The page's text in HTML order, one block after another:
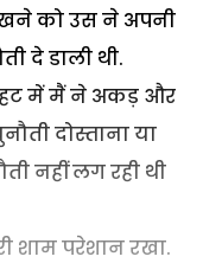
को उस ने अपनी
दे डाली थी.
में मैं ने अकड़ और
दोस्ताना या
नहीं लग रही थी
शाम परेशान रखा.